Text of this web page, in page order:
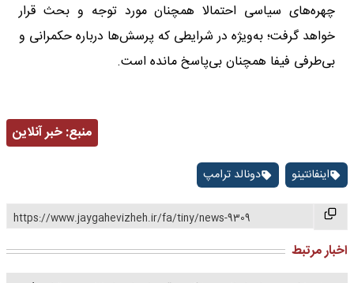
چهره‌های سیاسی احتمالا همچنان مورد توجه و بحث قرار
خواهد گرفت؛ به‌ویژه در شرایطی که پرسش‌ها درباره حکمرانی و
بی‌طرفی فیفا همچنان بی‌پاسخ مانده است.
منبع:خبر آنلاین
اینفانتینو دونالد ترامپ
https://www.jaygahevizheh.ir/fa/tiny/news-9309
اخبار مرتبط